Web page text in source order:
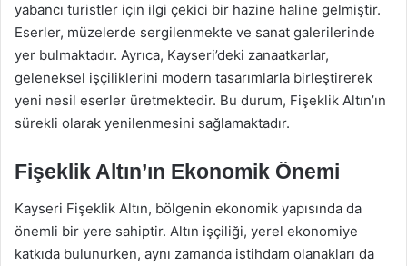
yabancı turistler için ilgi çekici bir hazine haline gelmiştir.
Eserler, müzelerde sergilenmekte ve sanat galerilerinde
yer bulmaktadır. Ayrıca, Kayseri’deki zanaatkarlar,
geleneksel işçiliklerini modern tasarımlarla birleştirerek
yeni nesil eserler üretmektedir. Bu durum, Fişeklik Altın’ın
sürekli olarak yenilenmesini sağlamaktadır.
Fişeklik Altın’ın Ekonomik Önemi
Kayseri Fişeklik Altın, bölgenin ekonomik yapısında da
önemli bir yere sahiptir. Altın işçiliği, yerel ekonomiye
katkıda bulunurken, aynı zamanda istihdam olanakları da